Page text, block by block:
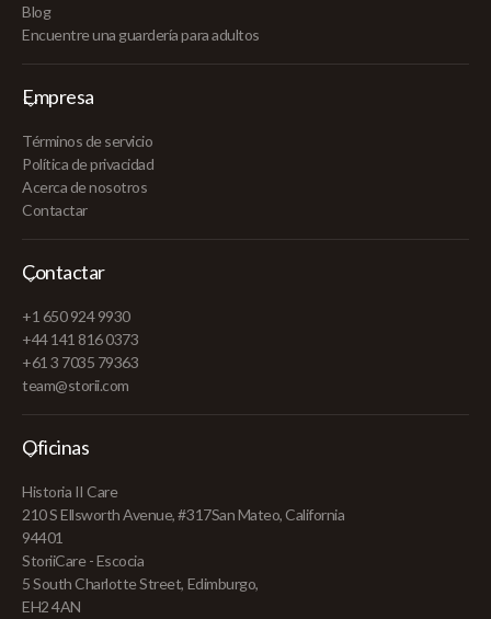
Blog
Encuentre una guardería para adultos
Empresa
Términos de servicio
Política de privacidad
Acerca de nosotros
Contactar
Contactar
+1 650 924 9930
+44 141 816 0373
+61 3 7035 79363
team@storii.com
Oficinas
Historia II Care
210 S Ellsworth Avenue, #317San Mateo, California
94401
StoriiCare - Escocia
5 South Charlotte Street, Edimburgo,
EH2 4AN